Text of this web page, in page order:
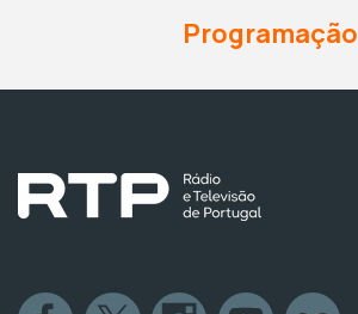
Programação